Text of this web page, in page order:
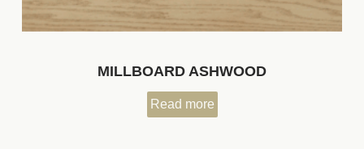
MILLBOARD ASHWOOD
Read more